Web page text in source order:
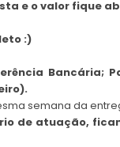
e o valor fique
:)
Bancária;
semana da
de atuação,